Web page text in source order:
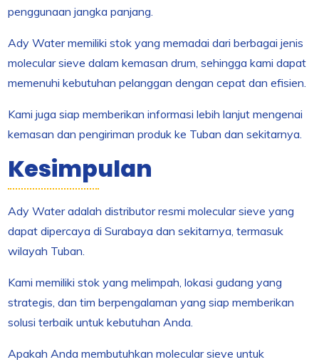
penggunaan jangka panjang.
Ady Water memiliki stok yang memadai dari berbagai jenis
molecular sieve dalam kemasan drum, sehingga kami dapat
memenuhi kebutuhan pelanggan dengan cepat dan efisien.
Kami juga siap memberikan informasi lebih lanjut mengenai
kemasan dan pengiriman produk ke Tuban dan sekitarnya.
Kesimpulan
Ady Water adalah distributor resmi molecular sieve yang
dapat dipercaya di Surabaya dan sekitarnya, termasuk
wilayah Tuban.
Kami memiliki stok yang melimpah, lokasi gudang yang
strategis, dan tim berpengalaman yang siap memberikan
solusi terbaik untuk kebutuhan Anda.
Apakah Anda membutuhkan molecular sieve untuk